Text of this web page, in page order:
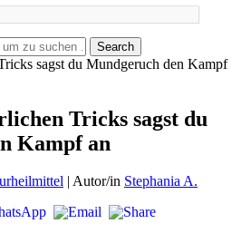
Tricks sagst du
Kampf an
| Autor/in Stephania A.